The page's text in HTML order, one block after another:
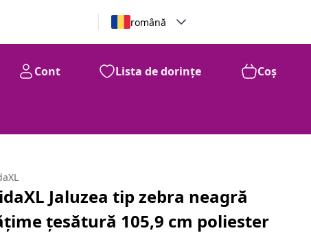
română
Cont Lista de dorințe Coș
Jaluzea tip zebra neagră
țesătură 105,9 cm poliester